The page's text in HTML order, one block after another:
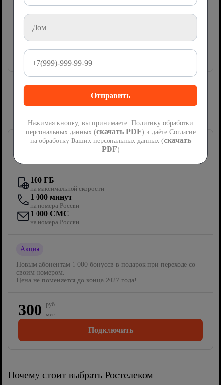
1200мес
Подключить
Сим-карта Ростелеком с мобильной
Первый мобильный
100 ГБ
на максимальной скорости
1 000 минут
на номера России
1 000 СМС
на номера России
Акция
Новым абонентам 1 000 бонусов в подарок при переходе со
своим номером.
Цена не поменяется до конца 2027 года!
300
руб
мес
Подключить
Почему стоит выбрать Ростелеком
Нажимая кнопку, вы принимаете Политику обработки
персональных данных (скачать PDF) и даёте Согласие
на обработку Ваших персональных данных (скачать
PDF)